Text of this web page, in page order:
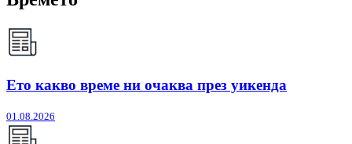
Ето какво време ни очаква през уикенда
01.08.2026